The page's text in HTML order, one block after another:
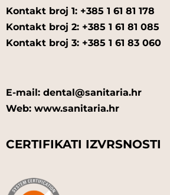
Kontakt broj 1: +385 1 61 81 178
Kontakt broj 2: +385 1 61 81 085
Kontakt broj 3: +385 1 61 83 060
E-mail: dental@sanitaria.hr
Web: www.sanitaria.hr
CERTIFIKATI IZVRSNOSTI